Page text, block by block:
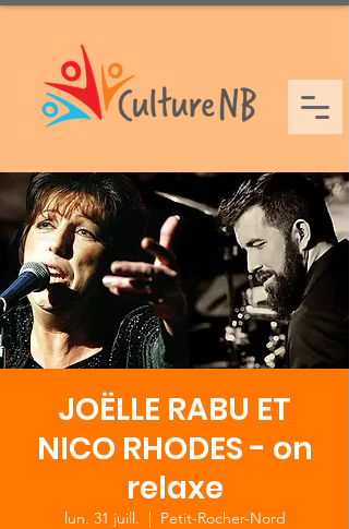
JOËLLE RABU ET
NICO RHODES - on
relaxe
lun. 31 juill.
  |
Petit-Rocher-Nord